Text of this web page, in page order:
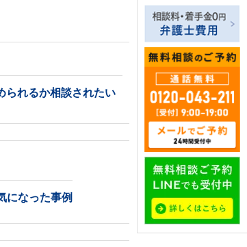
られるか相談されたい
になった事例